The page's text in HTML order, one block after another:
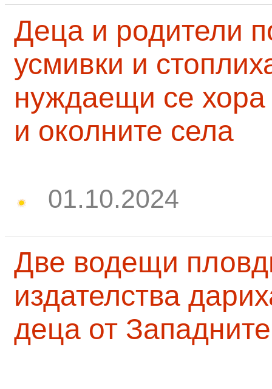
Деца и родители
усмивки и
нуждаещи се
и околните села
01.10.2024
Две водещи
издателства
деца от